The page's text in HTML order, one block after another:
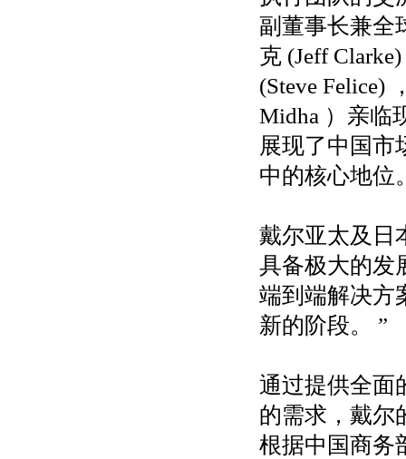
副董事长兼全
克 (Jeff
(Steve Felice)
Midha ）亲临
展现了中国市
中的核心地位
戴尔亚太及日
具备极大的发
端到端解决方
新的阶段。 ”
通过提供全面
的需求，戴尔
根据中国商务